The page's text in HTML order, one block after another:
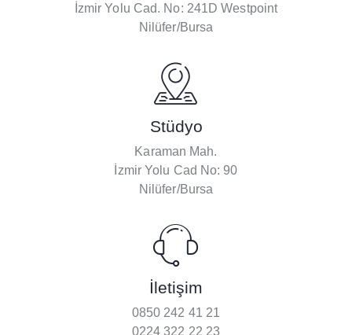
İzmir Yolu Cad. No: 241D Westpoint
Nilüfer/Bursa
Stüdyo
Karaman Mah.
İzmir Yolu Cad No: 90
Nilüfer/Bursa
İletişim
0850 242 41 21
0224 322 22 23